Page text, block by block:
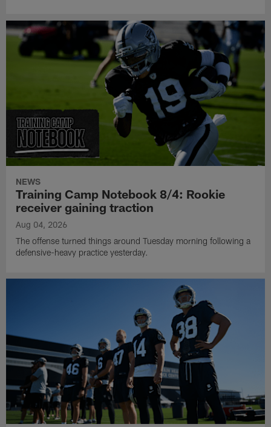
NEWS
Training Camp Notebook 8/4: Rookie
receiver gaining traction
Aug 04, 2026
The offense turned things around Tuesday morning following a
defensive-heavy practice yesterday.